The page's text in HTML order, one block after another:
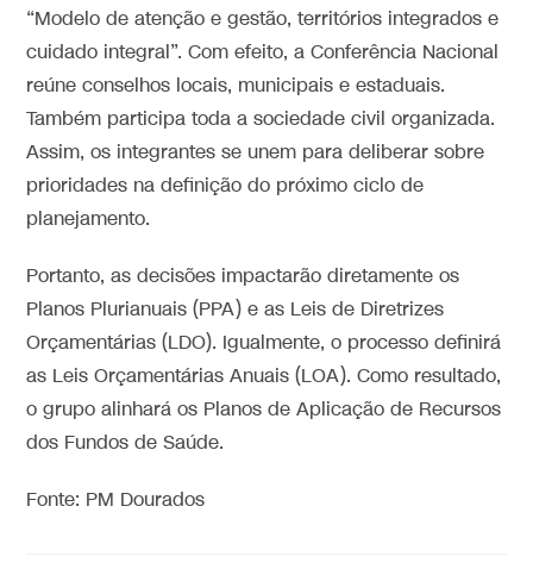
“Modelo de atenção e gestão, territórios integrados e
cuidado integral”. Com efeito, a Conferência Nacional
reúne conselhos locais, municipais e estaduais.
Também participa toda a sociedade civil organizada.
Assim, os integrantes se unem para deliberar sobre
prioridades na definição do próximo ciclo de
planejamento.
Portanto, as decisões impactarão diretamente os
Planos Plurianuais (PPA) e as Leis de Diretrizes
Orçamentárias (LDO). Igualmente, o processo definirá
as Leis Orçamentárias Anuais (LOA). Como resultado,
o grupo alinhará os Planos de Aplicação de Recursos
dos Fundos de Saúde.
Fonte: PM Dourados